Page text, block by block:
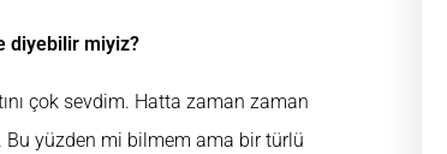
diyebilir miyiz?
çok sevdim. Hatta zaman zaman
yüzden mi bilmem ama bir türlü